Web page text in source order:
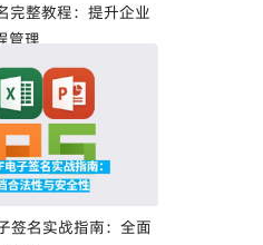
完整教程：提升企业
管理
签名实战指南：全面